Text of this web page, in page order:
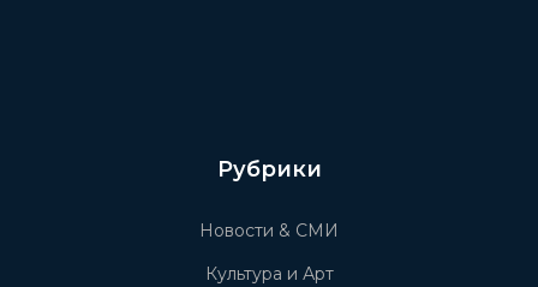
Рубрики
Новости & СМИ
Культура и Арт